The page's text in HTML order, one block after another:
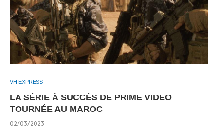
VH EXPRESS
LA SÉRIE À SUCCÈS DE PRIME VIDEO
TOURNÉE AU MAROC
02/03/2023